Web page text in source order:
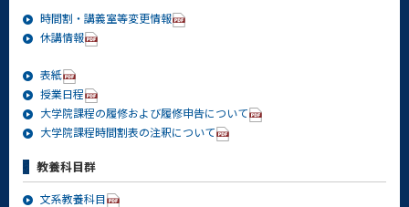
時間割・講義室等変更情報
休講情報
表紙
授業日程
大学院課程の履修および履修申告について
大学院課程時間割表の注釈について
教養科目群
文系教養科目